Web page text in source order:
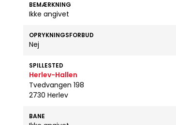
BEMÆRKNING
Ikke angivet
OPRYKNINGSFORBUD
Nej
SPILLESTED
Herlev-Hallen
Tvedvangen 198
2730 Herlev
BANE